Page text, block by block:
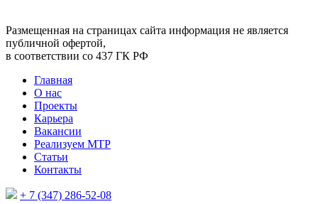
Размещенная на страницах сайта информация не является
публичной офертой,
в соответствии со 437 ГК РФ
Главная
О нас
Проекты
Карьера
Вакансии
Реализуем МТР
Статьи
Контакты
+ 7 (347) 286-52-08